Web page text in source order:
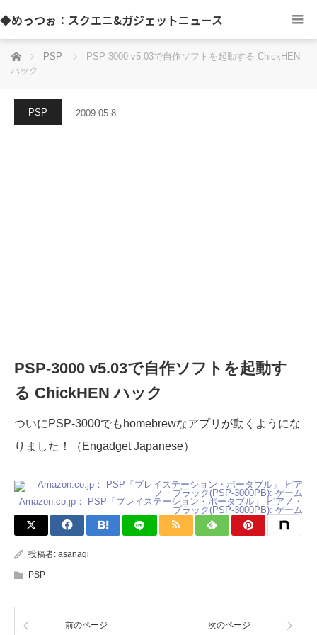
◆めっつぉ：スクエニ&ガジェットニュース
ホーム PSP
PSP-3000 v5.03で自作ソフトを起動する ChickHEN
ハック
PSP 2009.05.8
PSP-3000 v5.03で自作ソフトを起動す
る ChickHEN ハック
ついにPSP-3000でもhomebrewなアプリが動くようにな
りました！（Engadget Japanese）
Amazon.co.jp： PSP「プレイステーション・ポータブル」 ピアノ・
ブラック(PSP-3000PB): ゲーム
投稿者: asanagi
PSP
前のページ 次のページ